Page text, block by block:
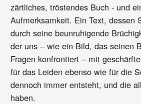
zärtliches, tröstendes Buch - und
Aufmerksamkeit. Ein Text, dessen
durch seine beunruhigende
der uns – wie ein Bild, das seinen
Fragen konfrontiert – mit
für das Leiden ebenso wie für die
dennoch immer entsteht, und die
haben.